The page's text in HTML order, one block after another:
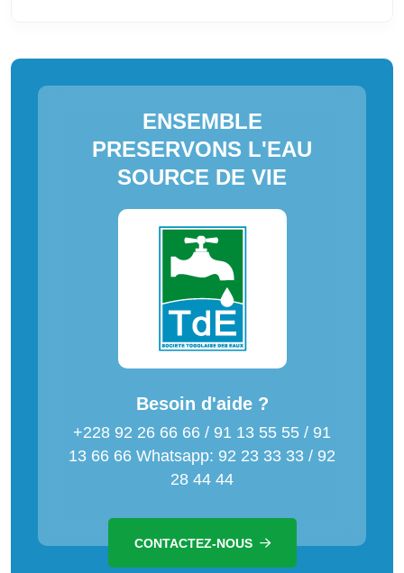
ENSEMBLE
PRESERVONS L'EAU
SOURCE DE VIE
Besoin d'aide ?
+228 92 26 66 66 / 91 13 55 55 / 91
13 66 66 Whatsapp: 92 23 33 33 / 92
28 44 44
CONTACTEZ-NOUS